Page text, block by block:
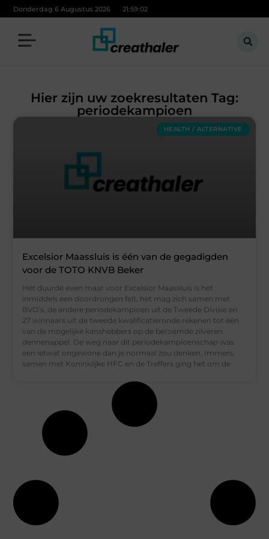
Donderdag 6 Augustus 2026 21:59:02
Hier zijn uw zoekresultaten Tag:
periodekampioen
HEALTH / ALTERNATIVE
Excelsior Maassluis is één van de gegadigden
voor de TOTO KNVB Beker
Het duurde even maar voor Excelsior Maassluis is het
inmiddels een doordrongen feit, het mag zich samen met
BVO’s, de andere periodekampioen uit de Tweede Divisie en
27 winnaars uit de tweede kwalificatieronde rekenen tot één
van de mogelijke kanshebbers op de beroemde zilveren
dennenappel. De weg naar dit periodekampioenschap was
een ietwat ongewone dan je normaal zou denken. Immers,
samen met Koninklijke HFC en de Treffers ging het om de